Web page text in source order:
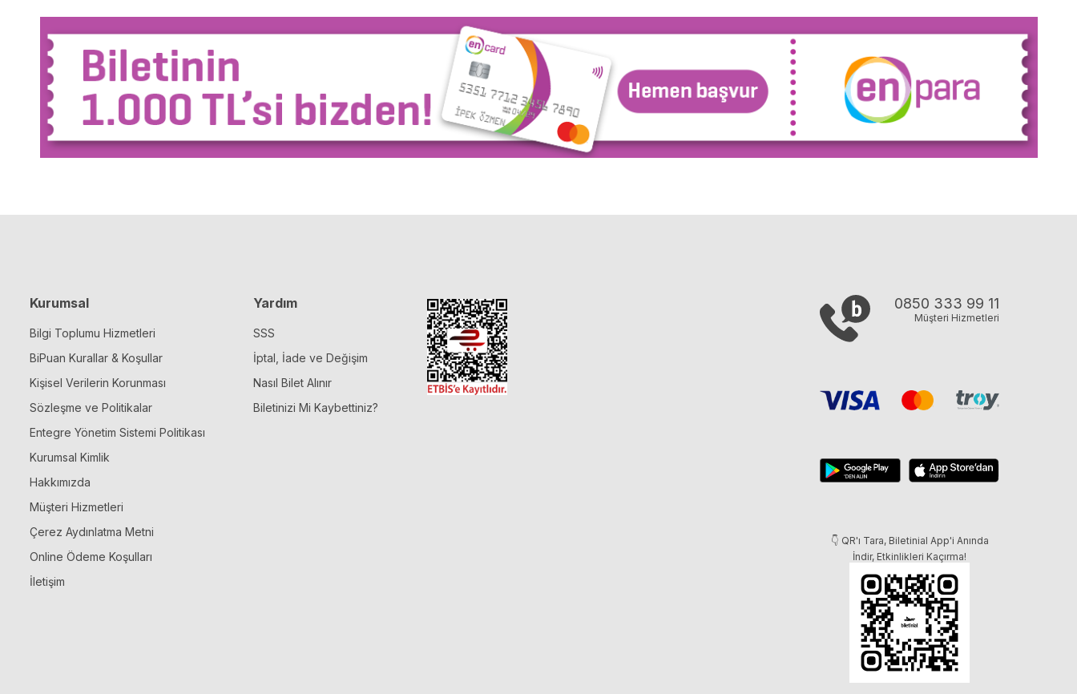
Kurumsal
Bilgi Toplumu Hizmetleri
BiPuan Kurallar & Koşullar
Kişisel Verilerin Korunması
Sözleşme ve Politikalar
Entegre Yönetim Sistemi Politikası
Kurumsal Kimlik
Hakkımızda
Müşteri Hizmetleri
Çerez Aydınlatma Metni
Online Ödeme Koşulları
İletişim
Yardım
SSS
İptal, İade ve Değişim
Nasıl Bilet Alınır
Biletinizi Mi Kaybettiniz?
0850 333 99 11
Müşteri Hizmetleri
👇 QR'ı Tara, Biletinial App'i Anında
İndir, Etkinlikleri Kaçırma!